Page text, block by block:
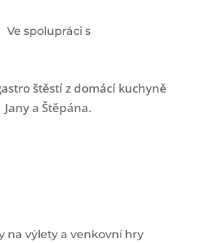
Ve spolupráci s
štěstí z domácí kuchyně
Jany a Štěpána.
na výlety a venkovní hry